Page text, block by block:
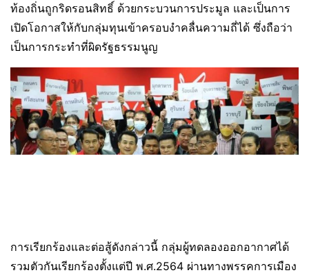
ท้องถิ่นถูกริดรอนสิทธิ์ ด้วยกระบวนการประมูล และเป็นการ
เปิดโอกาสให้กับกลุ่มทุนเข้าครอบงำคลื่นความถี่ได้ ซึ่งถือว่า
เป็นการกระทำที่ผิดรัฐธรรมนูญ
การเรียกร้องและต่อสู้ดังกล่าวนี้ กลุ่มผู้ทดลองออกอากาศได้
รวมตัวกันเรียกร้องตั้งแต่ปี พ.ศ.2564 ผ่านทางพรรคการเมือง